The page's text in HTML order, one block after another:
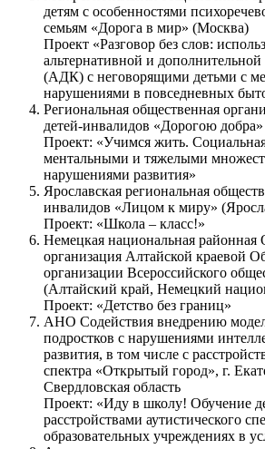
детям с особенностями
семьям «Дорога в мир» (Москва)
Проект «Разговор без слов:
альтернативной и
(АДК) с неговорящими детьми с
нарушениями в повседневных
Региональная общественная
детей-инвалидов «Дорогою
Проект: «Учимся жить.
ментальными и тяжелыми
нарушениями развития»
Ярославская региональная
инвалидов «Лицом к миру»
Проект: «Школа – класс!»
Немецкая национальная районная
организация Алтайской краевой
организации Всероссийского
(Алтайский край, Немецкий
Проект: «Детство без границ»
АНО Содействия внедрению
подростков с нарушениями
развития, в том числе с
спектра «Открытый город», г.
Свердловская область
Проект: «Иду в школу! Обучение
расстройствами аутистического
образовательных учреждениях в